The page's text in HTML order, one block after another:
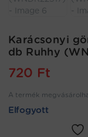
Karácsonyi
db Ruhhy
720 Ft
A termék
Elfogyott